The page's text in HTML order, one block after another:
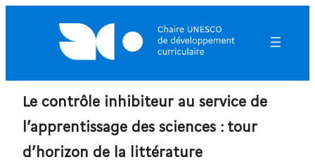
Le contrôle inhibiteur au service de
l’apprentissage des sciences : tour
d’horizon de la littérature